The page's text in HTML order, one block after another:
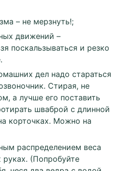
– не мерзнуть!;
движений –
поскальзываться и резко
дел надо стараться
Стирая, не
а лучше его поставить
шваброй с длинной
корточках. Можно на
распределением веса
руках. (Попробуйте